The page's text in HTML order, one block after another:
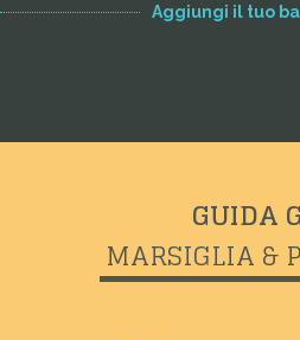
Aggiungi il tuo
GUIDA
MARSIGLIA &